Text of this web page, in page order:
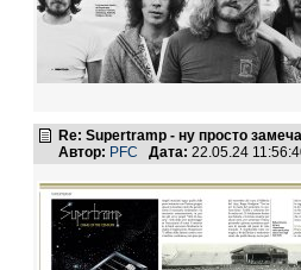
Re: Supertramp - ну просто
Автор: PFC Дата: 22.05.24